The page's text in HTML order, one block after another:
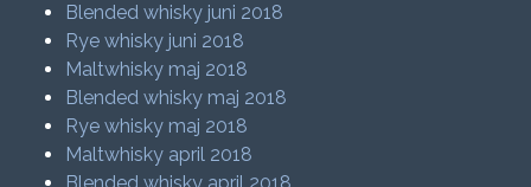
Blended whisky juni 2018
Rye whisky juni 2018
Maltwhisky maj 2018
Blended whisky maj 2018
Rye whisky maj 2018
Maltwhisky april 2018